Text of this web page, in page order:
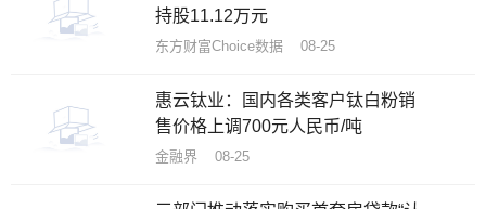
持股11.12万元
东方财富Choice数据 08-25
​惠云钛业：国内各类客户钛白粉销
售价格上调700元人民币/吨
金融界 08-25